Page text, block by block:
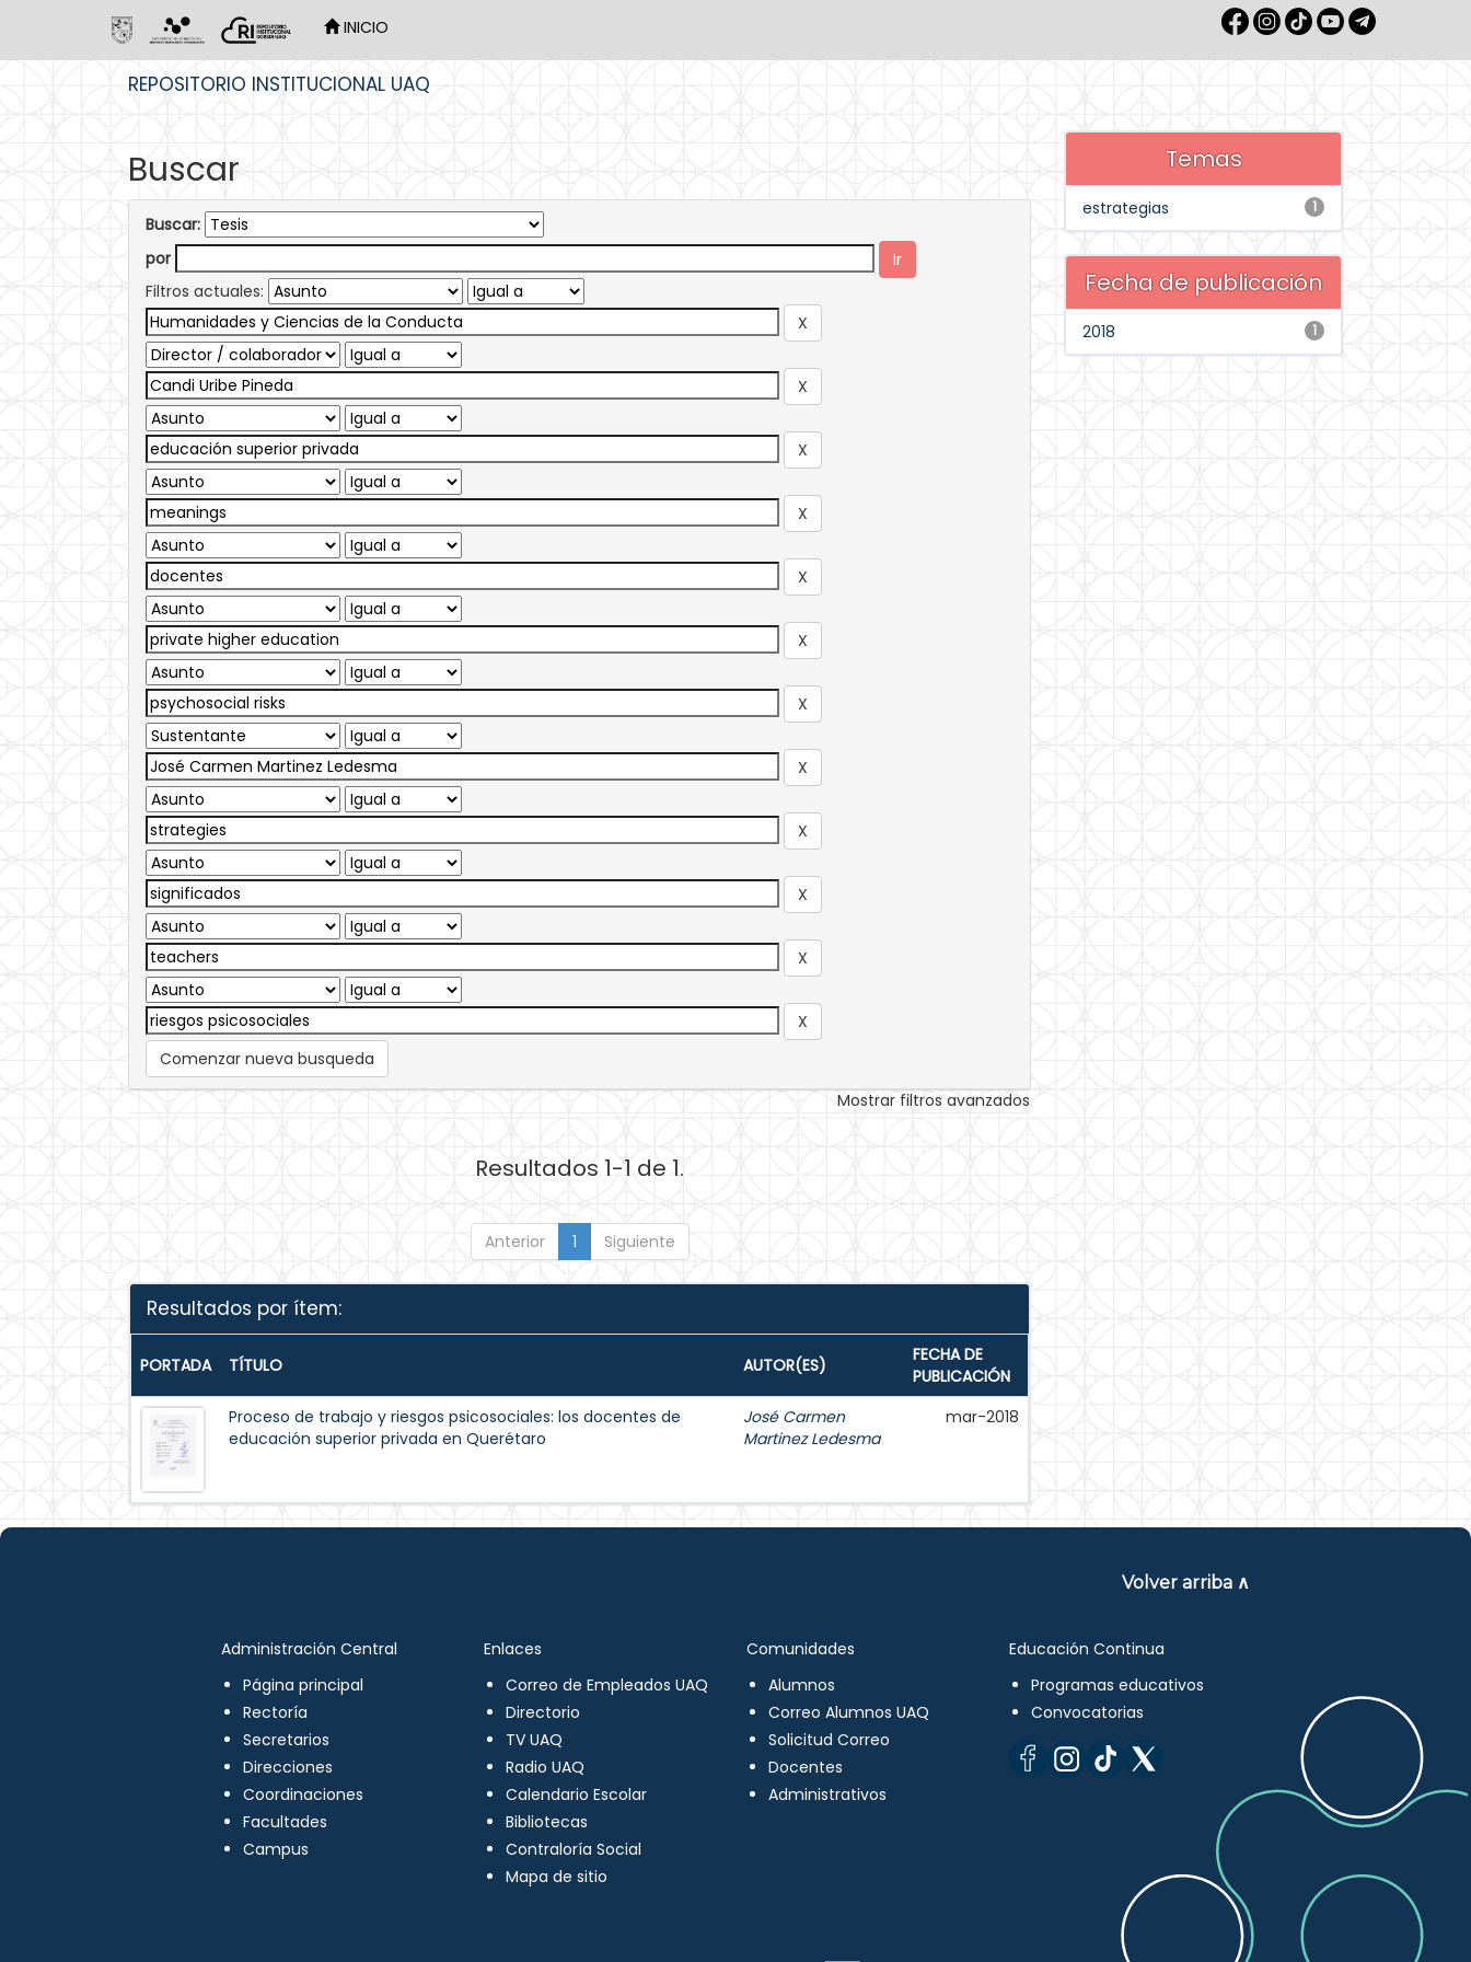
INICIO
REPOSITORIO INSTITUCIONAL UAQ
Buscar
Buscar:
por
Filtros actuales:
Comenzar nueva busqueda
Mostrar filtros avanzados
Resultados 1-1 de 1.
Anterior 1 Siguiente
Resultados por ítem:
PORTADA TÍTULO AUTOR(ES)
FECHA DE
PUBLICACIÓN
Proceso de trabajo y riesgos psicosociales: los docentes de
educación superior privada en Querétaro
José Carmen
Martinez Ledesma
mar-2018
Temas
1
estrategias
Fecha de publicación
1
2018
Volver arriba ∧
Administración Central
Página principal
Rectoría
Secretarios
Direcciones
Coordinaciones
Facultades
Campus
Enlaces
Correo de Empleados UAQ
Directorio
TV UAQ
Radio UAQ
Calendario Escolar
Bibliotecas
Contraloría Social
Mapa de sitio
Comunidades
Alumnos
Correo Alumnos UAQ
Solicitud Correo
Docentes
Administrativos
Educación Continua
Programas educativos
Convocatorias